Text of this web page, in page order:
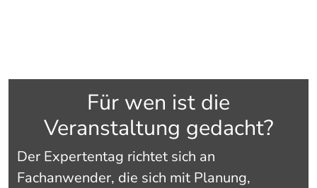
Für wen ist die
Veranstaltung gedacht?
Der Expertentag richtet sich an
Fachanwender, die sich mit Planung,